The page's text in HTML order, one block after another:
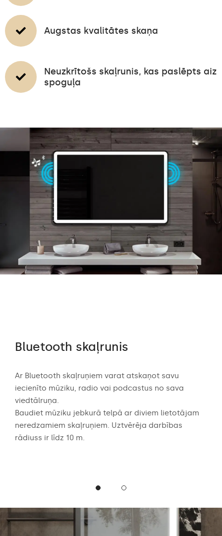
Augstas kvalitātes skaņa
Neuzkrītošs skaļrunis, kas paslēpts aiz
spoguļa
Bluetooth skaļrunis
Ar Bluetooth skaļruņiem varat atskaņot savu
iecienīto mūziku, radio vai podcastus no sava
viedtālruņa.
Baudiet mūziku jebkurā telpā ar diviem lietotājam
neredzamiem skaļruņiem. Uztvērēja darbības
rādiuss ir līdz 10 m.